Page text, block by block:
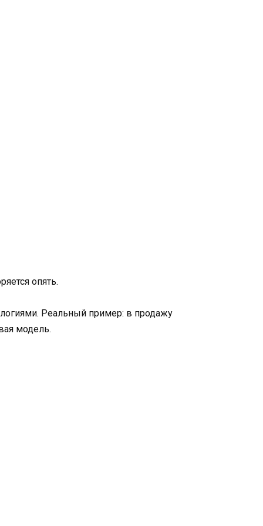
опять.
Реальный пример: в продажу
модель.